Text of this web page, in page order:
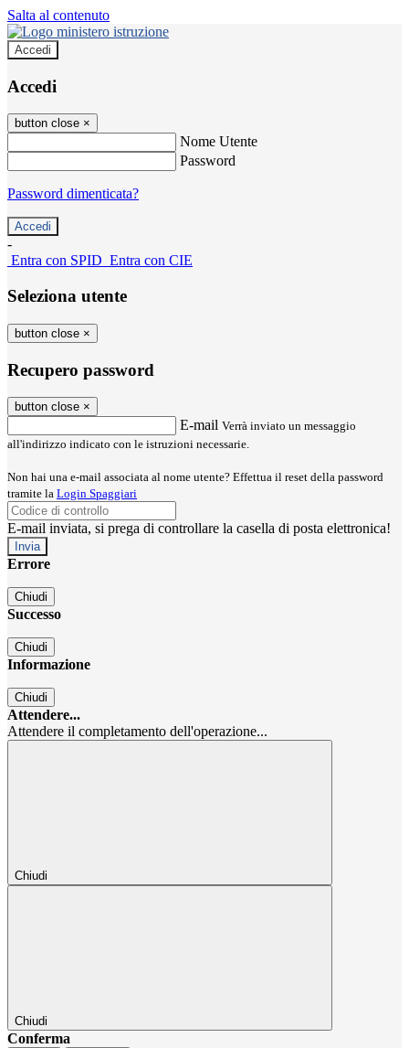
Salta al contenuto
Accedi
Accedi
button close ×
Nome Utente
Password
Password dimenticata?
-
Entra con SPID Entra con CIE
Seleziona utente
button close ×
Recupero password
button close ×
E-mail Verrà inviato un messaggio
all'indirizzo indicato con le istruzioni necessarie.
Non hai una e-mail associata al nome utente? Effettua il reset della password
tramite la Login Spaggiari
E-mail inviata, si prega di controllare la casella di posta elettronica!
Errore
Chiudi
Successo
Chiudi
Informazione
Chiudi
Attendere...
Attendere il completamento dell'operazione...
Chiudi
Chiudi
Conferma